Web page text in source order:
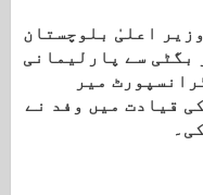
اعلیٰ بلوچستان
بگٹی سے پارلیمانی
میر
قیادت میں وفد نے